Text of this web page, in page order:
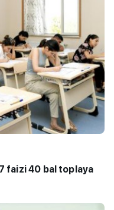
faizi 40 bal toplaya